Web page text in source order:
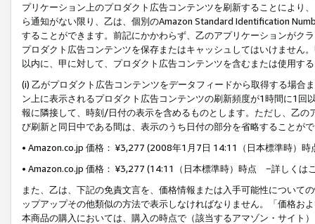
プリケーション上のプロダクト広告コンテンツを刷新することにより
ら通知がない限り、乙は、個別のAmazon Standard Identification
することができます。前記にかかわらず、乙のアプリケーションがク
プロダクト広告コンテンツを保存またはキャッシュしてはいけません
以内に、甲に対して、プロダクト広告コンテンツを含むまたは使用す
(i) 乙がプロダクト広告コンテンツをデータフィードから取得する場合
ン上に表示されるプロダクト広告コンテンツの刷新頻度が1時間に1
報に隣接して、時刻/日付の表示を含めるものとします。ただし、乙
び刷新と同日中である間は、表示のうち日付の部分を省略することが
• Amazon.co.jp 価格： ¥3,277 (2008年1月7日 14:11（日本標準時）
• Amazon.co.jp 価格： ¥3,277 (14:11（日本標準時）時点 −詳しくは
また、乙は、下記の免責文言を、価格情報または入手可能性について
ップアップその他類似の方法で表示しなければなりません。「価格
本商品の購入においては、購入の時点で（該当するアマゾン・サイト